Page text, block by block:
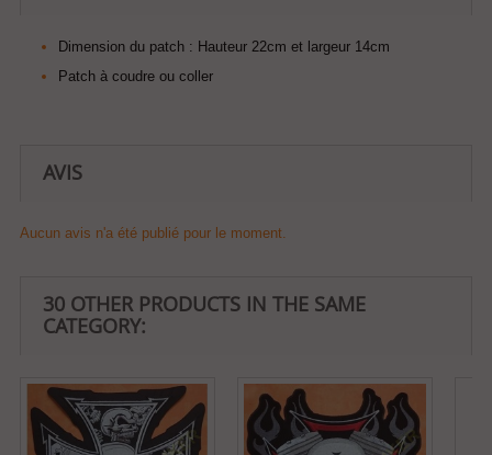
Dimension du patch : Hauteur 22cm et largeur 14cm
Patch à coudre ou coller
AVIS
Aucun avis n'a été publié pour le moment.
30 OTHER PRODUCTS IN THE SAME
CATEGORY: